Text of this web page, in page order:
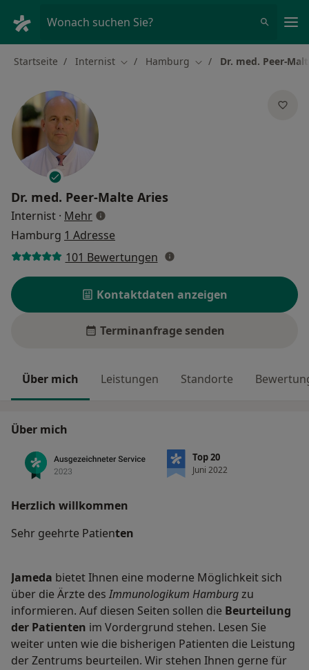
Wonach suchen Sie?
Startseite Internist Stadt ändern
Hamburg Stadt ändern
Dr. med. Peer-
Dr. med. Peer-Malte Aries
Internist · Mehrüber Spezialisierungen
Hamburg 1 Adresse
101 Bewertungen
Kontaktdaten anzeigen
Terminanfrage senden
Über mich Leistungen Standorte
Über mich
Top 20
Juni 2022
Herzlich willkommen
Sehr geehrte Patienten
Jameda bietet Ihnen eine moderne Möglichkeit sich
über die Ärzte des Immunologikum Hamburgzu
informieren. Auf diesen Seiten sollen die Beurteilung
der Patienten im Vordergrund stehen. Lesen Sie
weiter unten wie die bisherigen Patienten die Leistung
der Zentrums beurteilen. Wir stehen Ihnen gerne für